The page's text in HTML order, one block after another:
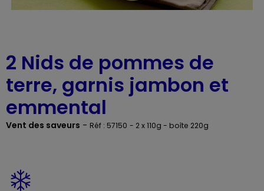
2 Nids de pommes de
terre, garnis jambon et
emmental
Vent des saveurs - Réf : 57150 - 2 x 110g - boîte 220g